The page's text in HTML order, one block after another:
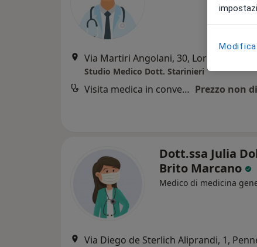
Studio Medico Dott. Starinieri
Visita medica in convenzione Prezzo non
Dott.ssa Julia
Brito Marcano
Medico di medicina
Via Diego de Sterlich Aliprandi, 1,